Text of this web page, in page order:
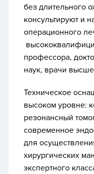
без длительного
консультируют и
операционного
профессора,
наук, врачи
Техническое
высоком уровне:
резонансный
современное
для
хирургических
экспертного